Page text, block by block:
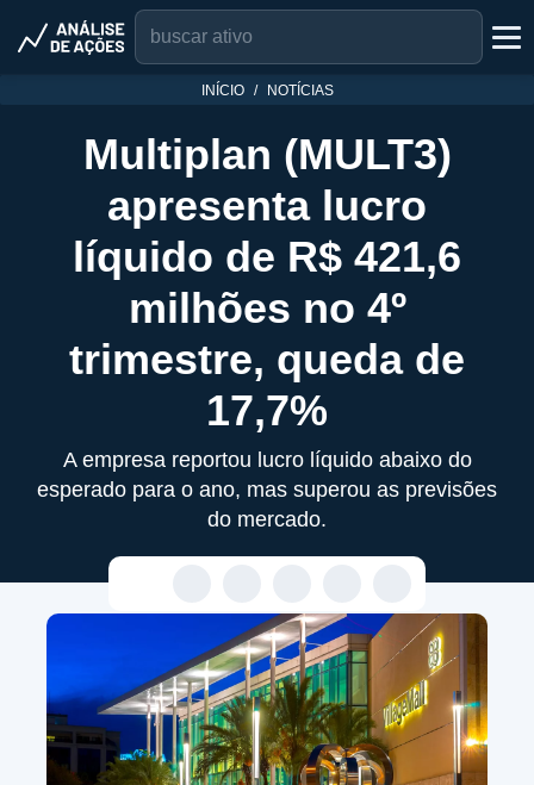
INÍCIO NOTÍCIAS
Multiplan (MULT3)
apresenta lucro
líquido de R$ 421,6
milhões no 4º
trimestre, queda de
17,7%
A empresa reportou lucro líquido abaixo do
esperado para o ano, mas superou as previsões
do mercado.